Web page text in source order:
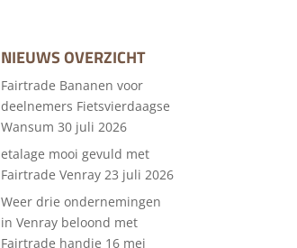
NIEUWS OVERZICHT
Fairtrade Bananen voor
deelnemers Fietsvierdaagse
Wansum 30 juli 2026
etalage mooi gevuld met
Fairtrade Venray 23 juli 2026
Weer drie ondernemingen
in Venray beloond met
Fairtrade handje 16 mei